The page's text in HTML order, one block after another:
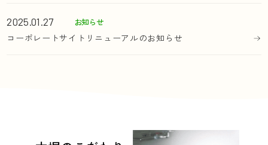
2025.01.27 お知らせ
コーポレートサイトリニューアルのお知らせ